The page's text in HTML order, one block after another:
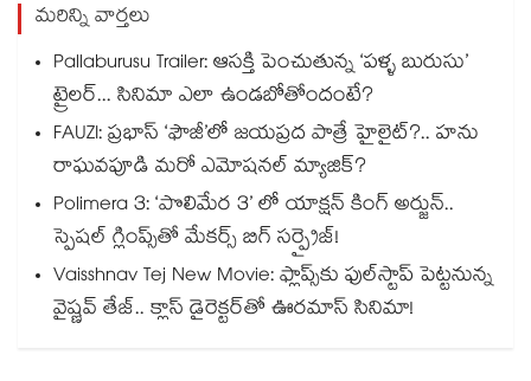
మరిన్ని వార్తలు
Pallaburusu Trailer: ఆసక్తి పెంచుతున్న ‘పళ్ళ బురుసు’
ట్రైలర్... సినిమా ఎలా ఉండబోతోందంటే?
FAUZI: ప్రభాస్ ‘ఫౌజీ’లో జయప్రద పాత్రే హైలైట్?.. హను
రాఘవపూడి మరో ఎమోషనల్ మ్యాజిక్?
Polimera 3: ‘పొలిమేర 3’ లో యాక్షన్ కింగ్ అర్జున్..
స్పెషల్ గ్లింప్స్‌తో మేకర్స్ బిగ్ సర్ప్రైజ్!
Vaisshnav Tej New Movie: ఫ్లాప్స్‌కు ఫుల్‌స్టాప్ పెట్టనున్న
వైష్ణవ్ తేజ్.. క్లాస్ డైరెక్టర్‌తో ఊరమాస్ సినిమా!